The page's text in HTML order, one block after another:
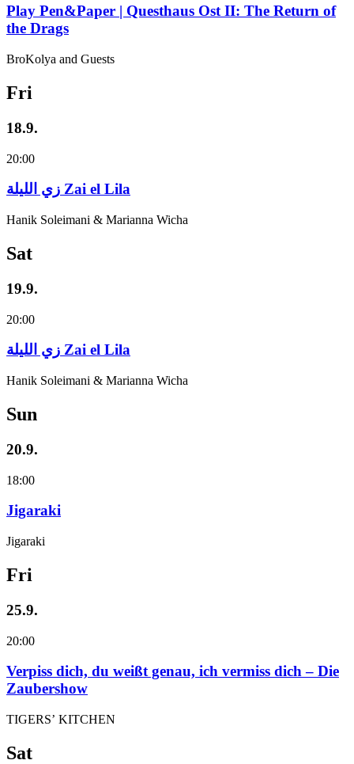
Play Pen&Paper | Questhaus Ost II: The Return of
the Drags
BroKolya and Guests
Fri
18.9.
20:00
زي‌ اللیلة Zai el Lila
Hanik Soleimani & Marianna Wicha
Sat
19.9.
20:00
زي‌ اللیلة Zai el Lila
Hanik Soleimani & Marianna Wicha
Sun
20.9.
18:00
Jigaraki
Jigaraki
Fri
25.9.
20:00
Verpiss dich, du weißt genau, ich vermiss dich – Die
Zaubershow
TIGERS’ KITCHEN
Sat